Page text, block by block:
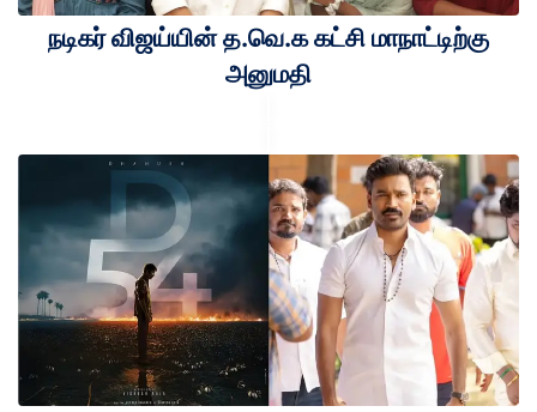
நடிகர் விஜய்யின் த.வெ.க கட்சி மாநாட்டிற்கு
அனுமதி